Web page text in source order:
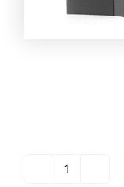
Set